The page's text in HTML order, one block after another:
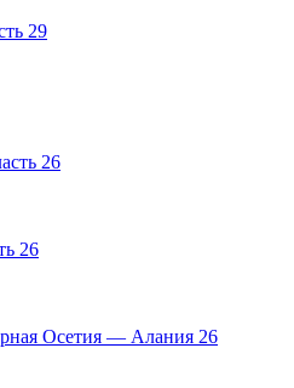
29
26
26
Осетия — Алания 26